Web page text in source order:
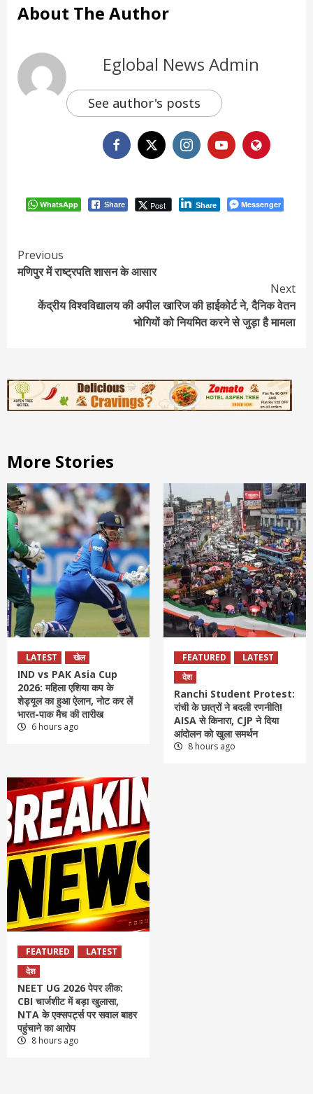
About The Author
Eglobal News Admin
See author's posts
WhatsApp Share Post Share Messenger
Continue
Reading
Previous
मणिपुर में राष्ट्रपति शासन के आसार
Next
केंद्रीय विश्वविद्यालय की अपील खारिज की हाईकोर्ट ने, दैनिक वेतन
भोगियों को नियमित करने से जुड़ा है मामला
More Stories
LATEST खेल
IND vs PAK Asia Cup
2026: महिला एशिया कप के
शेड्यूल का हुआ ऐलान, नोट कर लें
भारत-पाक मैच की तारीख
6 hours ago
FEATURED
LATEST
देश
Ranchi Student Protest:
रांची के छात्रों ने बदली रणनीति!
AISA से किनारा, CJP ने दिया
आंदोलन को खुला समर्थन
8 hours ago
FEATURED
LATEST
देश
NEET UG 2026 पेपर लीक:
CBI चार्जशीट में बड़ा खुलासा,
NTA के एक्सपर्ट्स पर सवाल बाहर
पहुंचाने का आरोप
8 hours ago